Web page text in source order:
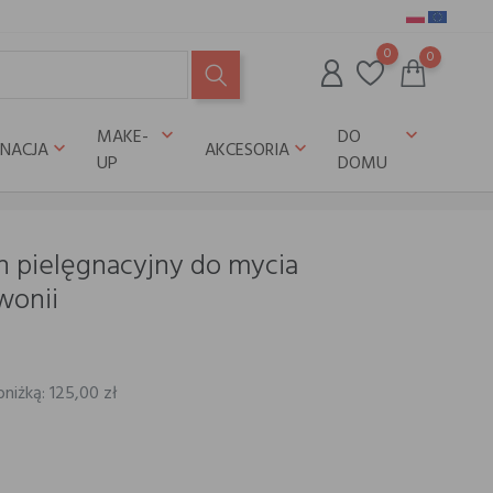
0 0
keyboard_arrow_down
MAKE-
UP
keyboard_arrow_down
AKCESORIAkeyboard_arrow_down
DO
DOMU
keyboard_arrow_down
pielęgnacyjny do mycia
125,00 zł